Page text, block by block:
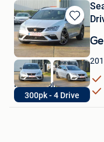
Bewaren
in
Mijn
Favorieten
300pk - 4 Drive
FAES Automotive
Lommel